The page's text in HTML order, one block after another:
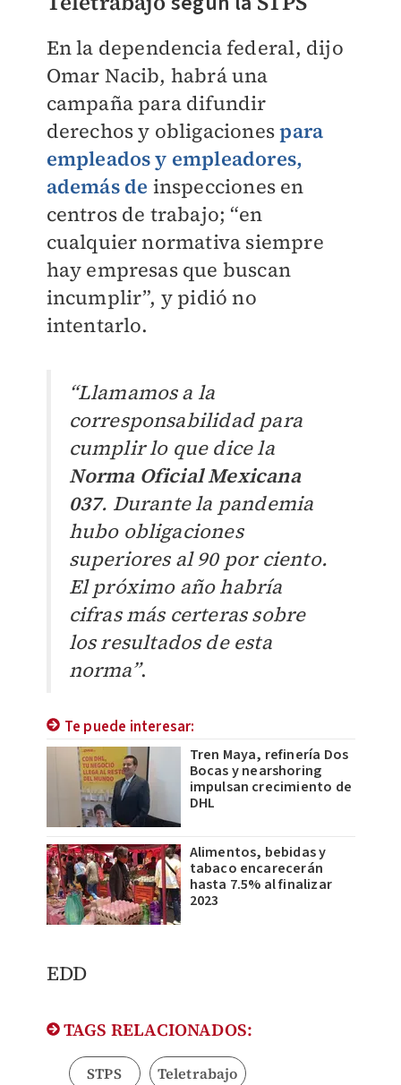
En la dependencia federal, dijo
Omar Nacib, habrá una
campaña para difundir
derechos y obligacionespara
empleados y empleadores,
además de inspecciones en
centros de trabajo; “en
cualquier normativa siempre
hay empresas que buscan
incumplir”, y pidió no
intentarlo.
“Llamamos a la
corresponsabilidad para
cumplir lo que dice la
Norma Oficial Mexicana
037. Durante la pandemia
hubo obligaciones
superiores al 90 por ciento.
El próximo año habría
cifras más certeras sobre
los resultados de esta
norma”.
Te puede interesar:
Tren Maya, refinería Dos
Bocas y nearshoring
impulsan crecimiento de
DHL
Alimentos, bebidas y
tabaco encarecerán
hasta 7.5% al finalizar
2023
EDD
TAGS RELACIONADOS:
STPS Teletrabajo